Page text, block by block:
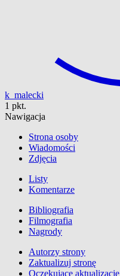
k_malecki
1 pkt.
Nawigacja
Strona osoby
Wiadomości
Zdjęcia
Listy
Komentarze
Bibliografia
Filmografia
Nagrody
Autorzy strony
Zaktualizuj stronę
Oczekujące aktualizacje